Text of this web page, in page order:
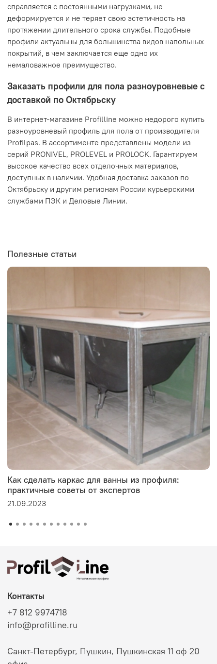
справляется с постоянными нагрузками, не
деформируется и не теряет свою эстетичность на
протяжении длительного срока службы. Подобные
профили актуальны для большинства видов напольных
покрытий, в чем заключается еще одно их
немаловажное преимущество.
Заказать профили для пола разноуровневые с
доставкой по Октябрьску
В интернет-магазине Profilline можно недорого купить
разноуровневый профиль для пола от производителя
Profilpas. В ассортименте представлены модели из
серий PRONIVEL, PROLEVEL и PROLOCK. Гарантируем
высокое качество всех отделочных материалов,
доступных в наличии. Удобная доставка заказов по
Октябрьску и другим регионам России курьерскими
службами ПЭК и Деловые Линии.
Полезные статьи
Как сделать каркас для ванны из профиля:
практичные советы от экспертов
21.09.2023
Контакты
+7 812 9974718
info@profilline.ru
Санкт-Петербург, Пушкин, Пушкинская 11 оф 20